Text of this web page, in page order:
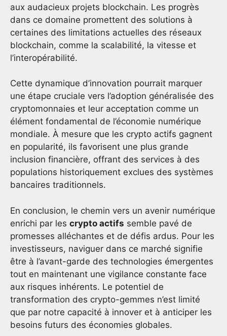
aux audacieux projets blockchain. Les progrès
dans ce domaine promettent des solutions à
certaines des limitations actuelles des réseaux
blockchain, comme la scalabilité, la vitesse et
l’interopérabilité.
Cette dynamique d’innovation pourrait marquer
une étape cruciale vers l’adoption généralisée des
cryptomonnaies et leur acceptation comme un
élément fondamental de l’économie numérique
mondiale. À mesure que les crypto actifs gagnent
en popularité, ils favorisent une plus grande
inclusion financière, offrant des services à des
populations historiquement exclues des systèmes
bancaires traditionnels.
En conclusion, le chemin vers un avenir numérique
enrichi par les crypto actifs semble pavé de
promesses alléchantes et de défis ardus. Pour les
investisseurs, naviguer dans ce marché signifie
être à l’avant-garde des technologies émergentes
tout en maintenant une vigilance constante face
aux risques inhérents. Le potentiel de
transformation des crypto-gemmes n’est limité
que par notre capacité à innover et à anticiper les
besoins futurs des économies globales.